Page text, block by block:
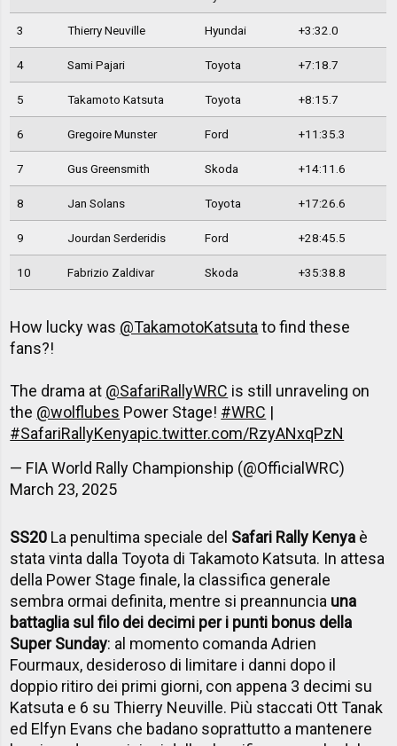
3 Thierry Neuville Hyundai +3:32.0
4 Sami Pajari Toyota +7:18.7
5 Takamoto Katsuta Toyota +8:15.7
6 Gregoire Munster Ford +11:35.3
7 Gus Greensmith Skoda +14:11.6
8 Jan Solans Toyota +17:26.6
9 Jourdan Serderidis Ford +28:45.5
10 Fabrizio Zaldivar Skoda +35:38.8
How lucky was @TakamotoKatsutato find these
fans?!
The drama at @SafariRallyWRC is still unraveling on
the @wolflubes Power Stage! #WRC |
#SafariRallyKenyapic.twitter.com/RzyANxqPzN
— FIA World Rally Championship (@OfficialWRC)
March 23, 2025
SS20 La penultima speciale del Safari Rally Kenya è
stata vinta dalla Toyota di Takamoto Katsuta. In attesa
della Power Stage finale, la classifica generale
sembra ormai definita, mentre si preannuncia una
battaglia sul filo dei decimi per i punti bonus della
Super Sunday: al momento comanda Adrien
Fourmaux, desideroso di limitare i danni dopo il
doppio ritiro dei primi giorni, con appena 3 decimi su
Katsuta e 6 su Thierry Neuville. Più staccati Ott Tanak
ed Elfyn Evans che badano soprattutto a mantenere